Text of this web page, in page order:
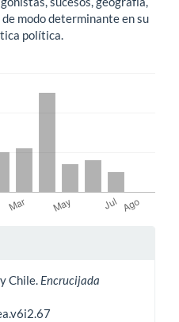
modo determinante en su
política.
Chile. Encrucijada